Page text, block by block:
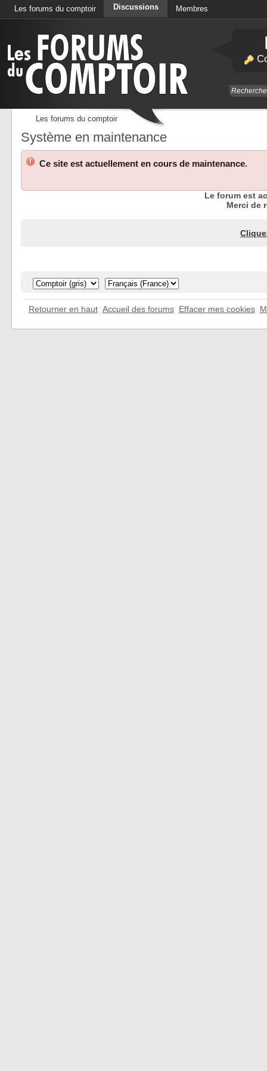
Les forums du comptoir Discussions Membres
Les forums du comptoir
Système en maintenance
Ce site est actuellement en cours de maintenance.
Le forum est
Merci de
Retourner en haut Accueil des forums Effacer mes cookies